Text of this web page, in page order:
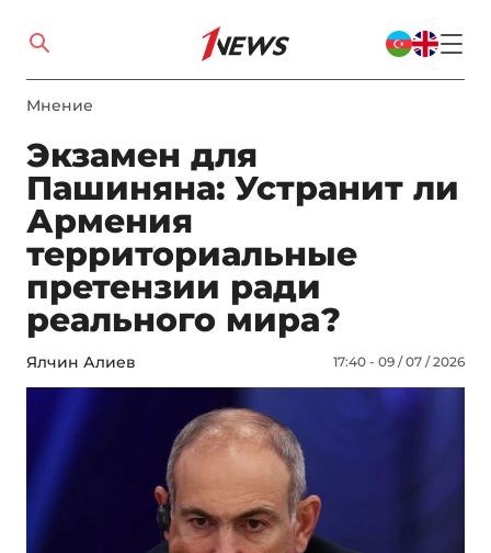
Мнение
Экзамен для
Пашиняна: Устранит ли
Армения
территориальные
претензии ради
реального мира?
Ялчин Алиев 17:40 - 09 / 07 / 2026